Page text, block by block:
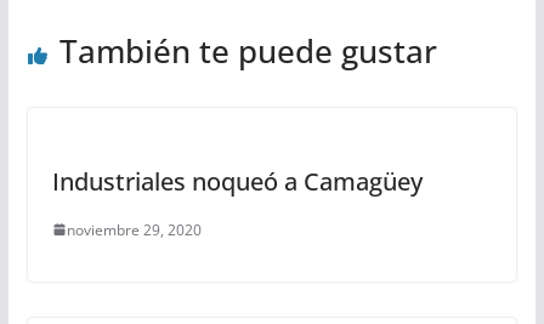
También te puede gustar
Industriales noqueó a Camagüey
noviembre 29, 2020